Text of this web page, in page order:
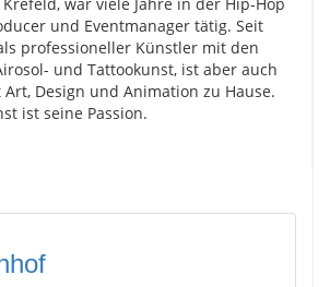
und Eventmanager tätig. Seit
professioneller Künstler mit den
und Tattookunst, ist aber auch
Design und Animation zu Hause.
ist seine Passion.